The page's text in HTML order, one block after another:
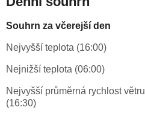
Souhrn za včerejší den
Nejvyšší teplota (16:00)
Nejnižší teplota (06:00)
Nejvyšší průměrná rychlost větru
(16:30)